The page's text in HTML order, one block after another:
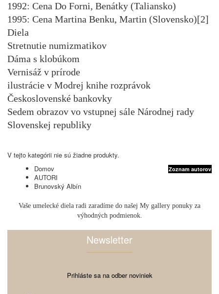
1992: Cena Do Forni, Benátky (Taliansko)
1995: Cena Martina Benku, Martin (Slovensko)[2]
Diela
Stretnutie numizmatikov
Dáma s klobúkom
Vernisáž v prírode
ilustrácie v Modrej knihe rozprávok
Československé bankovky
Sedem obrazov vo vstupnej sále Národnej rady
Slovenskej republiky
V tejto kategórii nie sú žiadne produkty.
Zoznam autorov
Domov
AUTORI
Brunovský Albín
Vaše umelecké diela radi zaradíme do našej My gallery ponuky za
výhodných podmienok.
Newsletter
Prihláste sa na odber noviniek